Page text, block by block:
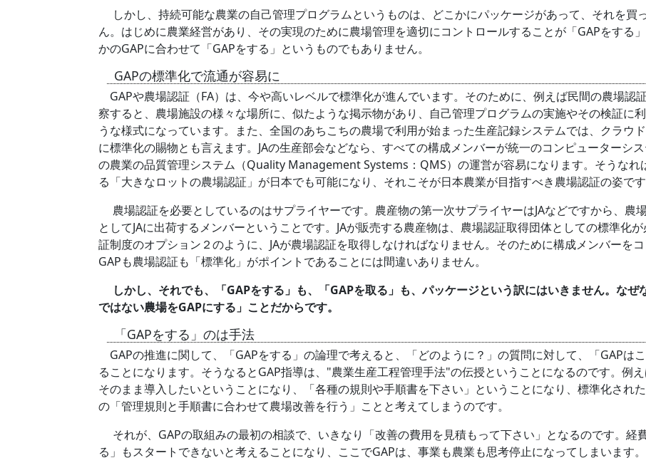
しかし、持続可能な農業の自己管理プログラムというものは、どこかにパッケージがあって、それを買
ん。はじめに農業経営があり、その実現のために農場管理を適切にコントロールすることが「GAPをする
かのGAPに合わせて「GAPをする」というものでもありません。
GAPの標準化で流通が容易に
GAPや農場認証（FA）は、今や高いレベルで標準化が進んでいます。そのために、例えば民間の農場認
察すると、農場施設の様々な場所に、似たような掲示物があり、自己管理プログラムの実施やその検証に
うな様式になっています。また、全国のあちこちの農場で利用が始まった生産記録システムでは、クラウ
に標準化の賜物とも言えます。JAの生産部会などなら、すべての構成メンバーが統一のコンピューターシ
の農業の品質管理システム（Quality Management Systems：QMS）の運営が容易になります。そうなれ
る「大きなロットの農場認証」が日本でも可能になり、それこそが日本農業が目指すべき農場認証の姿です
農場認証を必要としているのはサプライヤーです。農産物の第一次サプライヤーはJAなどですから、農
としてJAに出荷するメンバーということです。JAが販売する農産物は、農場認証取得団体としての標準化
証制度のオプション２のように、JAが農場認証を取得しなければなりません。そのために構成メンバーを
GAPも農場認証も「標準化」がポイントであることには間違いありません。
しかし、それでも、「GAPをする」も、「GAPを取る」も、パッケージという訳にはいきません。な
ではない農場をGAPにする」ことだからです。
「GAPをする」のは手法
GAPの推進に関して、「GAPをする」の論理で考えると、「どのように？」の質問に対して、「GAPは
ることになります。そうなるとGAP指導は、"農業生産工程管理手法"の伝授ということになるのです。例
そのまま導入したいということになり、「各種の規則や手順書を下さい」ということになり、標準化され
の「管理規則と手順書に合わせて農場改善を行う」ことと考えてしまうのです。
それが、GAPの取組みの最初の相談で、いきなり「改善の費用を見積もって下さい」となるのです。経
る」もスタートできないと考えることになり、ここでGAPは、事業も農業も思考停止になってしまいます。